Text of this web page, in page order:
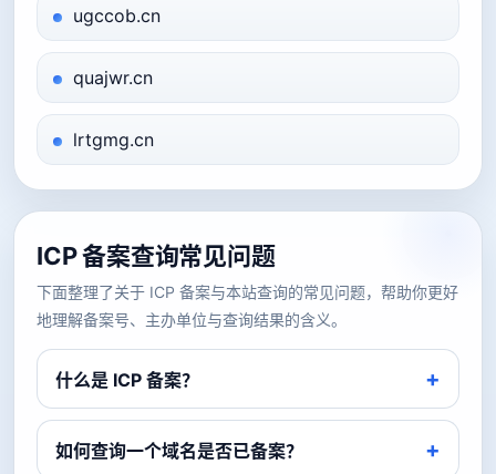
ugccob.cn
quajwr.cn
lrtgmg.cn
ICP 备案查询常见问题
下面整理了关于 ICP 备案与本站查询的常见问题，帮助你更好
地理解备案号、主办单位与查询结果的含义。
什么是 ICP 备案？
如何查询一个域名是否已备案？